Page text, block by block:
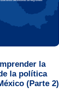
la
la política
(Parte 2)